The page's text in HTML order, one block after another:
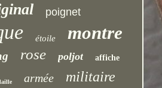
poignet
étoile montre
rose poljot affiche
armée militaire